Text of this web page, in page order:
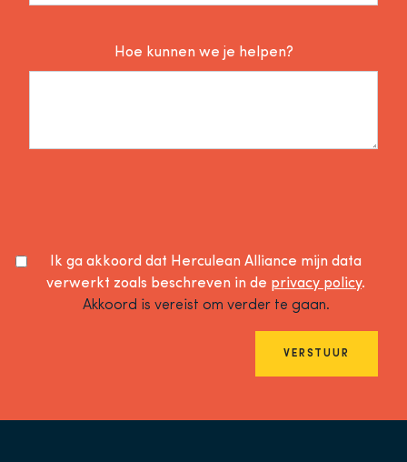
Hoe kunnen we je helpen?
Ik ga akkoord dat Herculean Alliance mijn data
verwerkt zoals beschreven in de privacy policy.
Akkoord is vereist om verder te gaan.
VERSTUUR